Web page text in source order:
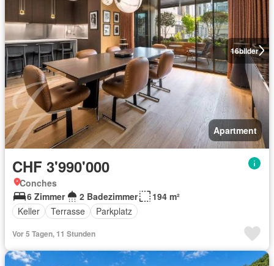
16bilder
Apartment
CHF 3'990'000
Conches
6 Zimmer
2 Badezimmer
194 m²
Keller
Terrasse Parkplatz
Vor 5 Tagen, 11 Stunden